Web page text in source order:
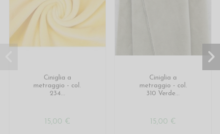
Ciniglia a
metraggio - col.
234...
15,00 €
Ciniglia a
metraggio - col.
310 Verde...
15,00 €